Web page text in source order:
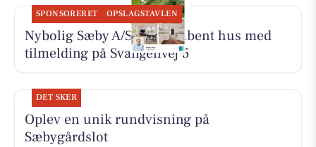
SPONSORERET OPSLAGSTAVLEN
Nybolig Sæby A/S holder åbent hus med
tilmelding på Svangenvej 5
DET SKER
Oplev en unik rundvisning på
Sæbygårdslot